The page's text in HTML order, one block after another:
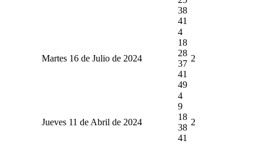
38
41
Martes 16 de Julio de 2024
4
18
28
37
41
49
2
Jueves 11 de Abril de 2024
4
9
18
38
41
2